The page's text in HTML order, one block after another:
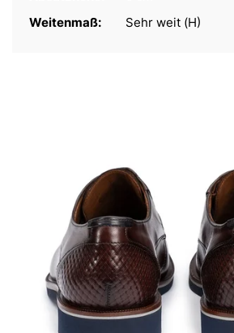
Weitenmaß:
Sehr weit (H)